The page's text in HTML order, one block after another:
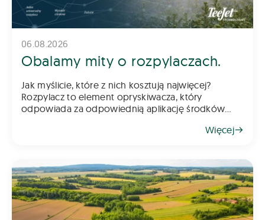
06.08.2026
Obalamy mity o rozpylaczach.
Jak myślicie, które z nich kosztują najwięcej?
Rozpylacz to element opryskiwacza, który
odpowiada za odpowiednią aplikację środków
Więcej